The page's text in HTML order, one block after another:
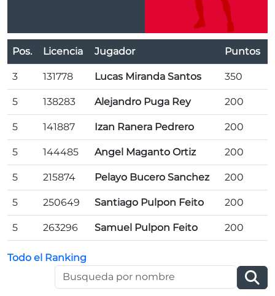
Pos. Licencia Jugador Puntos
3 131778 Lucas Miranda Santos 350
5 138283 Alejandro Puga Rey 200
5 141887 Izan Ranera Pedrero 200
5 144485 Angel Maganto Ortiz 200
5 215874 Pelayo Bucero Sanchez 200
5 250649 Santiago Pulpon Feito 200
5 263296 Samuel Pulpon Feito 200
Todo el Ranking